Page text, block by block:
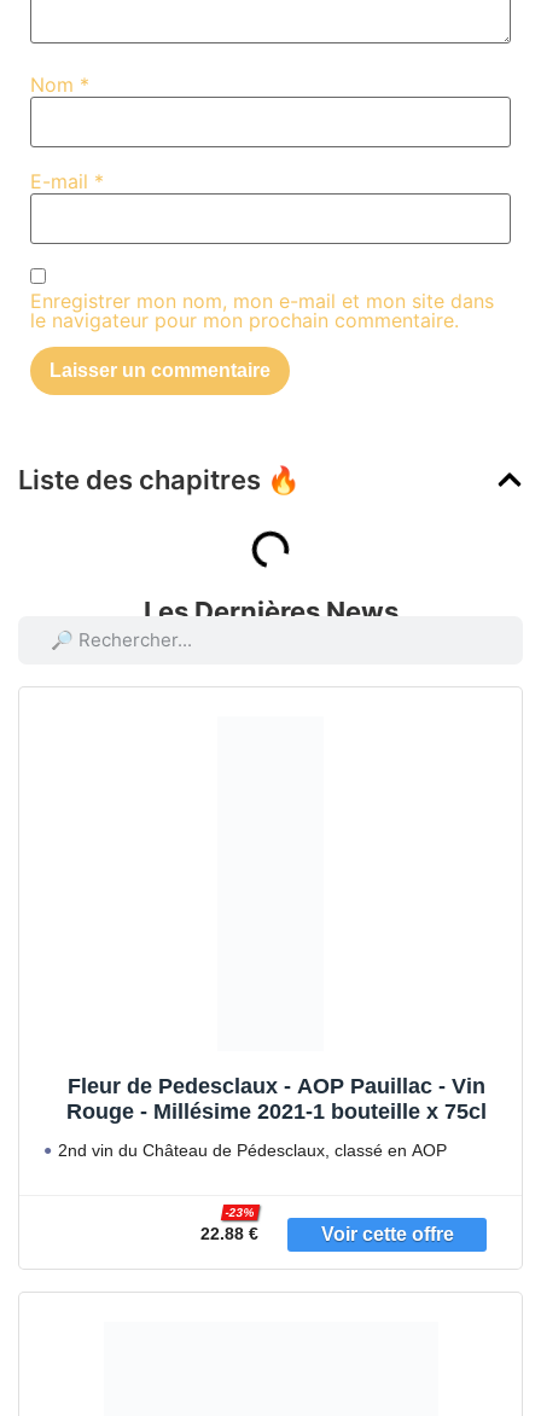
Liste des chapitres 🔥
Nom *
E-mail *
Enregistrer mon nom, mon e-mail et mon site dans
le navigateur pour mon prochain commentaire.
Les Dernières News
Fleur de Pedesclaux - AOP Pauillac - Vin
Rouge - Millésime 2021-1 bouteille x 75cl
2nd vin du Château de Pédesclaux, classé en AOP
22.88 €
-23%